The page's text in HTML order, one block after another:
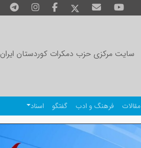
سایت مرکزی حزب دمکرات کوردستان ایران
مقالات فرهنگ و ادب گفتگو اسناد